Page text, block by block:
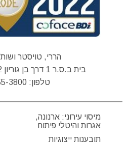
הררי, טויסטר ושות'
בית ב.ס.ר 1 דרך בן גוריון 2, רמת גן, 52573
טלפון: 3800
מיסוי עירוני: ארנונה,
אגרות והיטלי פיתוח
תובענות ייצוגיות